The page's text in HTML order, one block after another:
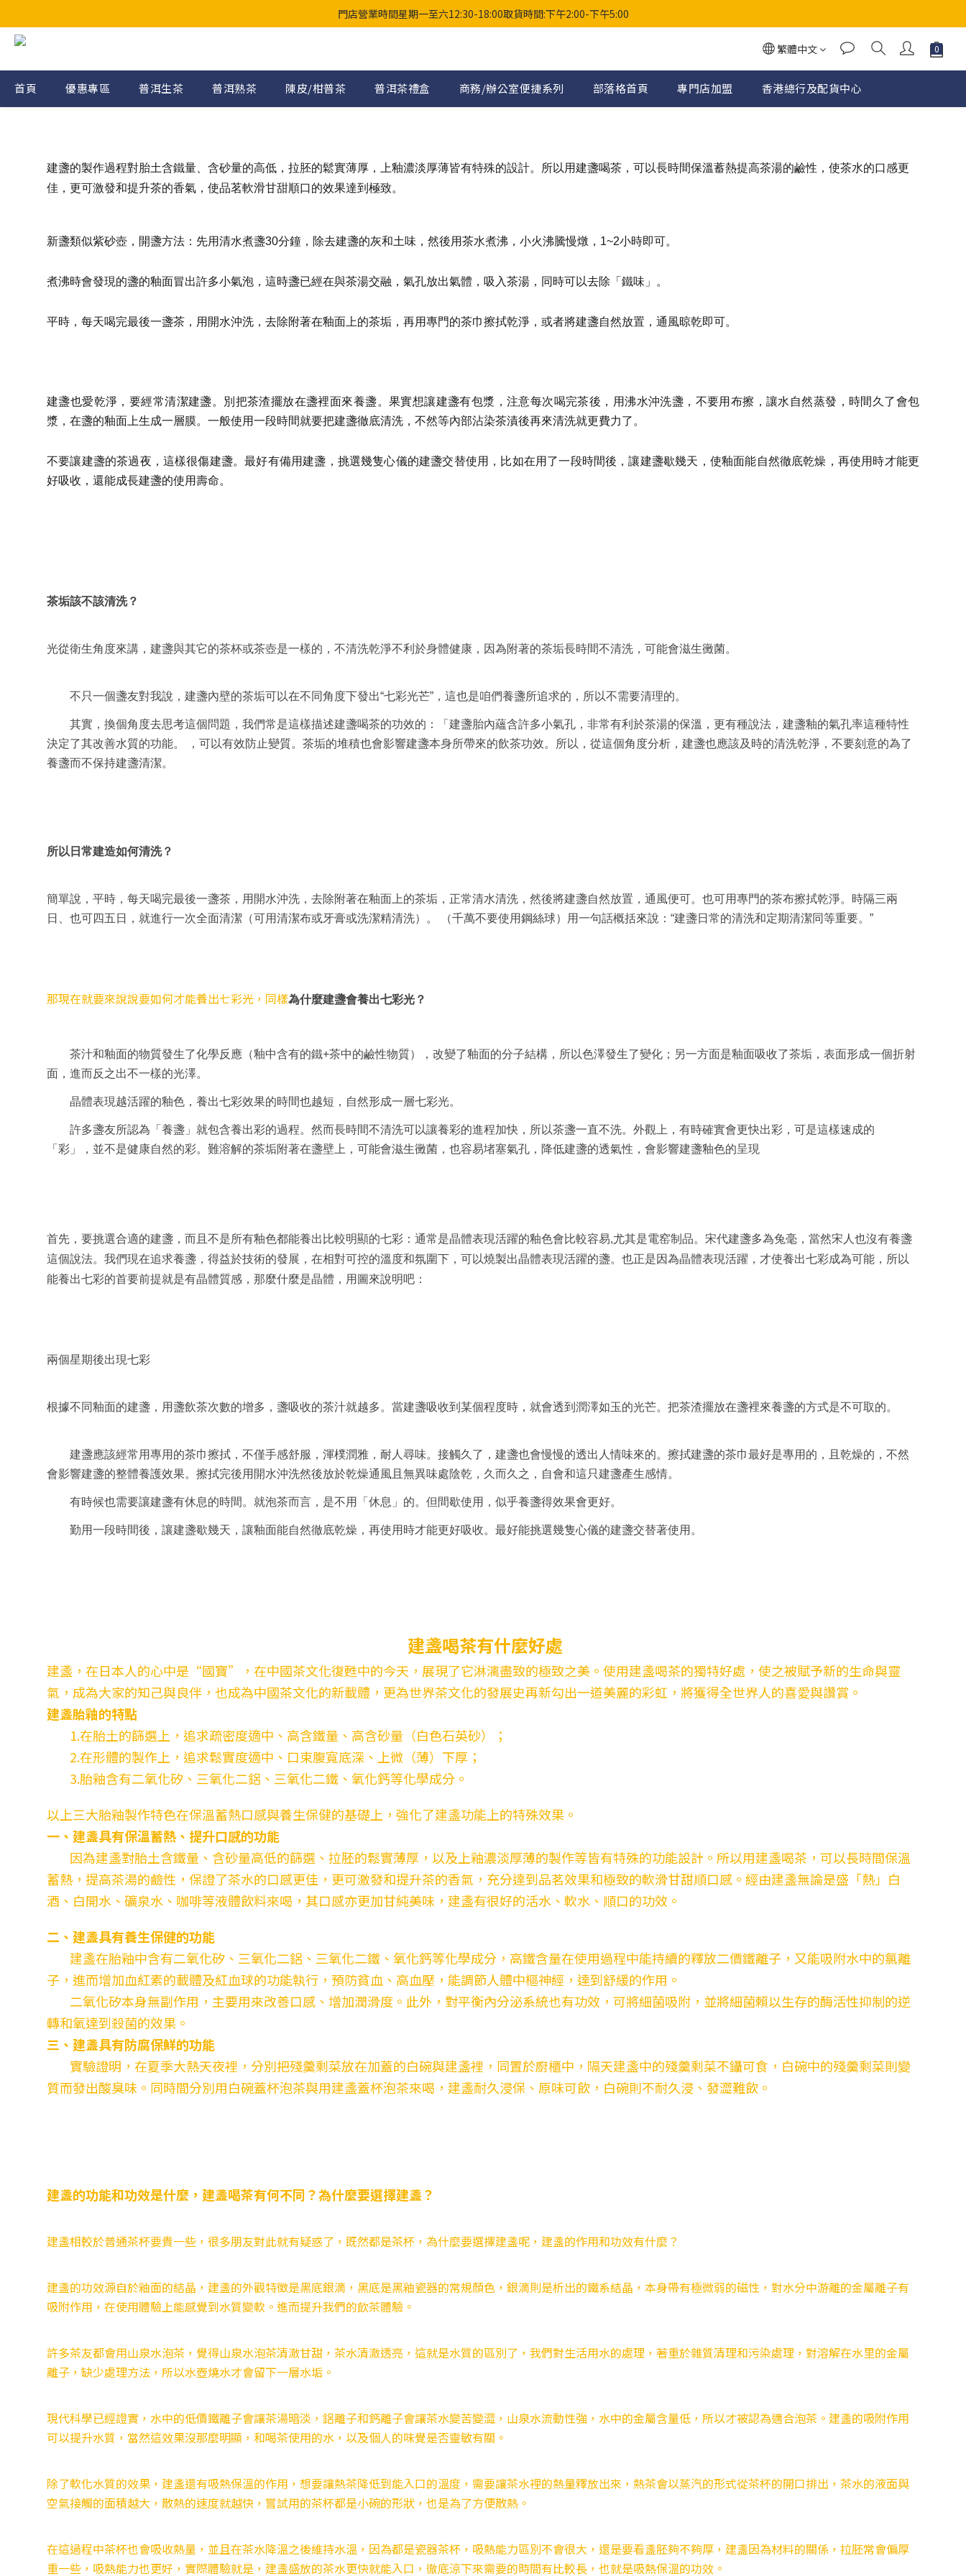
門店營業時間星期一至六12:30-18:00取貨時間:下午2:00-下午5:00
繁體中文
首頁 優惠專區 普洱生茶 普洱熟茶 陳皮/柑普茶 普洱茶禮盒 商務/辦公室便捷系列 部落格首頁 專門店加盟 香港總行及配貨中心
建盞的製作過程對胎土含鐵量、含砂量的高低，拉胚的鬆實薄厚，上釉濃淡厚薄皆有特殊的設計。所以用建盞喝茶，可以長時間保溫蓄熱提高茶湯的鹼性，使茶水的口感更
佳，更可激發和提升茶的香氣，使品茗軟滑甘甜順口的效果達到極致。
新盞類似紫砂壺，開盞方法：先用清水煮盞30分鐘，除去建盞的灰和土味，然後用茶水煮沸，小火沸騰慢燉，1~2小時即可。
煮沸時會發現的盞的釉面冒出許多小氣泡，這時盞已經在與茶湯交融，氣孔放出氣體，吸入茶湯，同時可以去除「鐵味」。
平時，每天喝完最後一盞茶，用開水沖洗，去除附著在釉面上的茶垢，再用專門的茶巾擦拭乾淨，或者將建盞自然放置，通風晾乾即可。
建盞也愛乾淨，要經常清潔建盞。別把茶渣擺放在盞裡面來養盞。果實想讓建盞有包漿，注意每次喝完茶後，用沸水沖洗盞，不要用布擦，讓水自然蒸發，時間久了會包
漿，在盞的釉面上生成一層膜。一般使用一段時間就要把建盞徹底清洗，不然等內部沾染茶漬後再來清洗就更費力了。
不要讓建盞的茶過夜，這樣很傷建盞。最好有備用建盞，挑選幾隻心儀的建盞交替使用，比如在用了一段時間後，讓建盞歇幾天，使釉面能自然徹底乾燥，再使用時才能更
好吸收，還能成長建盞的使用壽命。
茶垢該不該清洗？
光從衛生角度來講，建盞與其它的茶杯或茶壺是一樣的，不清洗乾淨不利於身體健康，因為附著的茶垢長時間不清洗，可能會滋生黴菌。
不只一個盞友對我說，建盞內壁的茶垢可以在不同角度下發出“七彩光芒”，這也是咱們養盞所追求的，所以不需要清理的。
其實，換個角度去思考這個問題，我們常是這樣描述建盞喝茶的功效的：「建盞胎內蘊含許多小氣孔，非常有利於茶湯的保溫，更有種說法，建盞釉的氣孔率這種特性
決定了其改善水質的功能。 ，可以有效防止變質。茶垢的堆積也會影響建盞本身所帶來的飲茶功效。所以，從這個角度分析，建盞也應該及時的清洗乾淨，不要刻意的為了
養盞而不保持建盞清潔。
所以日常建造如何清洗？
簡單說，平時，每天喝完最後一盞茶，用開水沖洗，去除附著在釉面上的茶垢，正常清水清洗，然後​​將建盞自然放置，通風便可。也可用專門的茶布擦拭乾淨。時隔三兩
日、也可四五日，就進行一次全面清潔（可用清潔布或牙膏或洗潔精清洗）。 （千萬不要使用鋼絲球）用一句話概括來說：“建盞日常的清洗和定期清潔同等重要。”
那現在就要來說說要如何才能養出七彩光，同樣為什麼建盞會養出七彩光？
茶汁和釉面的物質發生了化學反應（釉中含有的鐵+茶中的鹼性物質），改變了釉面的分子結構，所以色澤發生了變化；另一方面是釉面吸收了茶垢，表面形成一個折射
面，進而反之出不一樣的光澤。
晶體表現越活躍的釉色，養出七彩效果的時間也越短，自然形成一層七彩光。
許多盞友所認為「養盞」就包含養出彩的過程。然而長時間不清洗可以讓養彩的進程加快，所以茶盞一直不洗。外觀上，有時確實會更快出彩，可是這樣速成的
「彩」，並不是健康自然的彩。難溶解的茶垢附著在盞壁上，可能會滋生黴菌，也容易堵塞氣孔，降低建盞的透氣性，會影響建盞釉色的呈現
首先，要挑選合適的建盞，而且不是所有釉色都能養出比較明顯的七彩：通常是晶體表現活躍的釉色會比較容易,尤其是電窑制品。宋代建盞多為兔毫，當然宋人也沒有養盞
這個說法。我們現在追求養盞，得益於技術的發展，在相對可控的溫度和氛圍下，可以燒製出晶體表現活躍的盞。也正是因為晶體表現活躍，才使養出七彩成為可能，所以
能養出七彩的首要前提就是有晶體質感，那麼什麼是晶體，用圖來說明吧：
兩個星期後出現七彩
根據不同釉面的建盞，用盞飲茶次數的增多，盞吸收的茶汁就越多。當建盞吸收到某個程度時，就會透到潤澤如玉的光芒。把茶渣擺放在盞裡來養盞的方式是不可取的。
建盞應該經常用專用的茶巾擦拭，不僅手感舒服，渾樸潤雅，耐人尋味。接觸久了，建盞也會慢慢的透出人情味來的。擦拭建盞的茶巾最好是專用的，且乾燥的，不然
會影響建盞的整體養護效果。擦拭完後用開水沖洗然後放於乾燥通風且無異味處陰乾，久而久之，自會和這只建盞產生感情。
有時候也需要讓建盞有休息的時間。就泡茶而言，是不用「休息」的。但間歇使用，似乎養盞得效果會更好。
勤用一段時間後，讓建盞歇幾天，讓釉面能自然徹底乾燥，再使用時才能更好吸收。最好能挑選幾隻心儀的建盞交替著使用。
建盞喝茶有什麼好處
建盞，在日本人的心中是“國寶”，在中國茶文化復甦中的今天，展現了它淋漓盡致的極致之美。使用建盞喝茶的獨特好處，使之被賦予新的生命與靈
氣，成為大家的知己與良伴，也成為中國茶文化的新載體，更為世界茶文化的發展史再新勾出一道美麗的彩虹，將獲得全世界人的喜愛與讚賞。
建盞胎釉的特點
1.在胎土的篩選上，追求疏密度適中、高含鐵量、高含砂量（白色石英砂）；
2.在形體的製作上，追求鬆實度適中、口束腹寬底深、上微（薄）下厚；
3.胎釉含有二氧化矽、三氧化二鋁、三氧化二鐵、氧化鈣等化學成分。
以上三大胎釉製作特色在保溫蓄熱口感與養生保健的基礎上，強化了建盞功能上的特殊效果。
一、建盞具有保溫蓄熱、提升口感的功能
因為建盞對胎土含鐵量、含砂量高低的篩選、拉胚的鬆實薄厚，以及上釉濃淡厚薄的製作等皆有特殊的功能設計。所以用建盞喝茶，可以長時間保溫
蓄熱，提高茶湯的鹼性，保證了茶水的口感更佳，更可激發和提升茶的香氣，充分達到品茗效果和極致的軟滑甘甜順口感。經由建盞無論是盛「熱」白
酒、白開水、礦泉水、咖啡等液體飲料來喝，其口感亦更加甘純美味，建盞有很好的活水、軟水、順口的功效。
二、建盞具有養生保健的功能
建盞在胎釉中含有二氧化矽、三氧化二鋁、三氧化二鐵、氧化鈣等化學成分，高鐵含量在使用過程中能持續的釋放二價鐵離子，又能吸附水中的氯離
子，進而增加血紅素的載體及紅血球的功能執行，預防貧血、高血壓，能調節人體中樞神經，達到舒緩的作用。
二氧化矽本身無副作用，主要用來改善口感、增加潤滑度。此外，對平衡內分泌系統也有功效，可將細菌吸附，並將細菌賴以生存的酶活性抑制的逆
轉和氧達到殺菌的效果。
三、建盞具有防腐保鮮的功能
實驗證明，在夏季大熱天夜裡，分別把殘羹剩菜放在加蓋的白碗與建盞裡，同置於廚櫃中，隔天建盞中的殘羹剩菜不鑷可食，白碗中的殘羹剩菜則變
質而發出酸臭味。同時間分別用白碗蓋杯泡茶與用建盞蓋杯泡茶來喝，建盞耐久浸保、原味可飲，白碗則不耐久浸、發澀難飲。
建盞的功能和功效是什麼，建盞喝茶有何不同？為什麼要選擇建盞？
建盞相較於普通茶杯要貴一些，很多朋友對此就有疑惑了，既然都是茶杯，為什麼要選擇建盞呢，建盞的作用和功效有什麼？
建盞的功效源自於釉面的結晶，建盞的外觀特徵是黑底銀滴，黑底是黑釉瓷器的常規顏色，銀滴則是析出的鐵系結晶，本身帶有極微弱的磁性，對水分中游離的金屬離子有
吸附作用，在使用體驗上能感覺到水質變軟。進而提升我們的飲茶體驗。
許多茶友都會用山泉水泡茶，覺得山泉水泡茶清澈甘甜，茶水清澈透亮，這就是水質的區別了，我們對生活用水的處理，著重於雜質清理和污染處理，對溶解在水里的金屬
離子，缺少處理方法，所以水壺燒水才會留下一層水垢。
現代科學已經證實，水中的低價鐵離子會讓茶湯暗淡，鋁離子和鈣離子會讓茶水變苦變澀，山泉水流動性強，水中的金屬含量低，所以才被認為適合泡茶。建盞的吸附作用
可以提升水質，當然這效果沒那麼明顯，和喝茶使用的水，以及個人的味覺是否靈敏有關。
除了軟化水質的效果，建盞還有吸熱保溫的作用，想要讓熱茶降低到能入口的溫度，需要讓茶水裡的熱量釋放出來，熱茶會以蒸汽的形式從茶杯的開口排出，茶水的液面與
空氣接觸的面積越大，散熱的速度就越快，嘗試用的茶杯都是小碗的形狀，也是為了方便散熱。
在這過程中茶杯也會吸收熱量，並且在茶水降溫之後維持水溫，因為都是瓷器茶杯，吸熱能力區別不會很大，還是要看盞胚夠不夠厚，建盞因為材料的關係，拉胚常會偏厚
重一些，吸熱能力也更好，實際體驗就是，建盞盛放的茶水更快就能入口，徹底涼下來需要的時間有比較長，也就是吸熱保溫的功效。